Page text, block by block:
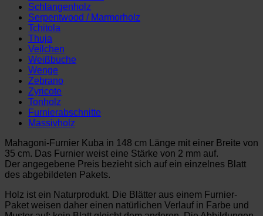
Schlangenholz
Serpentwood / Marmorholz
Tchitola
Thuja
Veilchen
Weißbuche
Wenge
Zebrano
Zyricote
Tonholz
Furnierabschnitte
Massivholz
Mahagoni-Furnier Kuba in 148 cm Länge mit einer Breite von
35 cm. Das Furnier weist eine Stärke von 2 mm auf.
Der angegebene Preis bezieht sich auf ein einzelnes Blatt
des abgebildeten Pakets.
Holz ist ein Naturprodukt. Die Blätter aus einem Furnier-
Paket weisen daher einen natürlichen Verlauf in Farbe und